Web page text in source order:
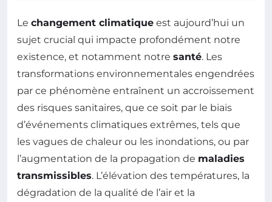
Le changement climatique est aujourd’hui un
sujet crucial qui impacte profondément notre
existence, et notamment notre santé. Les
transformations environnementales engendrées
par ce phénomène entraînent un accroissement
des risques sanitaires, que ce soit par le biais
d’événements climatiques extrêmes, tels que
les vagues de chaleur ou les inondations, ou par
l’augmentation de la propagation de maladies
transmissibles. L’élévation des températures, la
dégradation de la qualité de l’air et la